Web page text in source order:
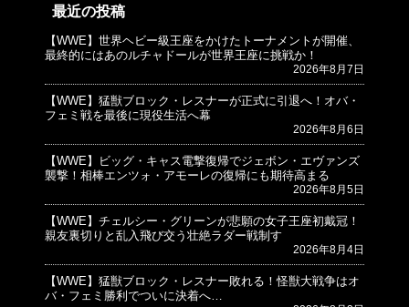
最近の投稿
【WWE】世界ヘビー級王座をかけたトーナメントが開催、
最終的にはあのルチャドールが世界王座に挑戦か！
2026年8月7日
【WWE】猛獣ブロック・レスナーが正式に引退へ！オバ・
フェミ戦を最後に現役生活へ幕
2026年8月6日
【WWE】ビッグ・キャス電撃復帰でジェボン・エヴァンズ
襲撃！相棒エンツォ・アモーレの復帰にも期待高まる
2026年8月5日
【WWE】チェルシー・グリーンが悲願の女子王座初戴冠！
親友裏切りと乱入飛び交う壮絶ラダー戦制す
2026年8月4日
【WWE】猛獣ブロック・レスナー敗れる！怪獣大戦争はオ
バ・フェミ勝利でついに決着へ…
© プロレスJunkie ～WWEの最新情報 USA～